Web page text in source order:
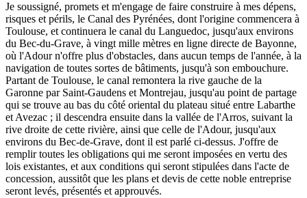
Je soussigné, promets et m'engage de faire construire à mes dépens,
risques et périls, le Canal des Pyrénées, dont l'origine commencera à
Toulouse, et continuera le canal du Languedoc, jusqu'aux environs
du Bec-du-Grave, à vingt mille mètres en ligne directe de Bayonne,
où l'Adour n'offre plus d'obstacles, dans aucun temps de l'année, à la
navigation de toutes sortes de bâtiments, jusqu'à son embouchure.
Partant de Toulouse, le canal remontera la rive gauche de la
Garonne par Saint-Gaudens et Montrejau, jusqu'au point de partage
qui se trouve au bas du côté oriental du plateau situé entre Labarthe
et Avezac ; il descendra ensuite dans la vallée de l'Arros, suivant la
rive droite de cette rivière, ainsi que celle de l'Adour, jusqu'aux
environs du Bec-de-Grave, dont il est parlé ci-dessus. J'offre de
remplir toutes les obligations qui me seront imposées en vertu des
lois existantes, et aux conditions qui seront stipulées dans l'acte de
concession, aussitôt que les plans et devis de cette noble entreprise
seront levés, présentés et approuvés.